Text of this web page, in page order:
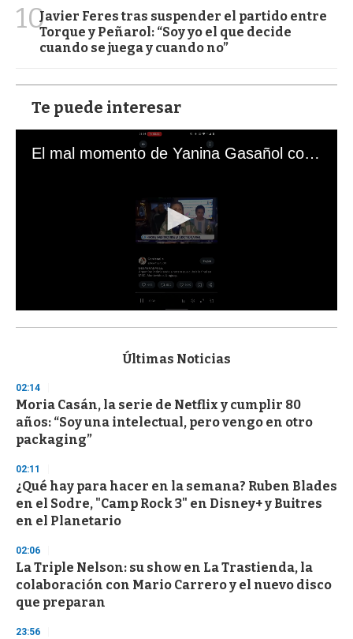
10Javier Feres tras suspender el partido entre
Torque y Peñarol: “Soy yo el que decide
cuando se juega y cuando no”
Te puede interesar
El mal momento de Yanina Gasañol con un hincha argentino en "Subrayado"
s
d
s
o
f
3
s
c
o
n
Últimas Noticias
02:14
Moria Casán, la serie de Netflix y cumplir 80
años: “Soy una intelectual, pero vengo en otro
packaging”
02:11
¿Qué hay para hacer en la semana? Ruben Blades
en el Sodre, "Camp Rock 3" en Disney+ y Buitres
en el Planetario
02:06
La Triple Nelson: su show en La Trastienda, la
colaboración con Mario Carrero y el nuevo disco
que preparan
23:56